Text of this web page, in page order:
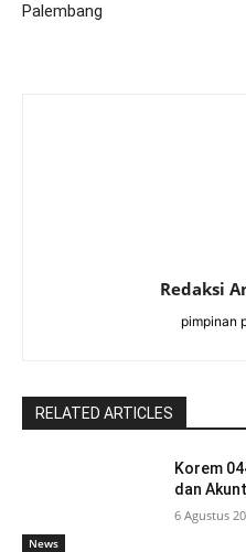
Palembang
Redaksi
pimpinan
RELATED ARTICLES
News
Korem
dan
6 Agustus